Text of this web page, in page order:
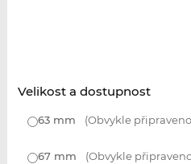
Velikost a dostupnost
63 mm (Obvykle
67 mm (Obvykle